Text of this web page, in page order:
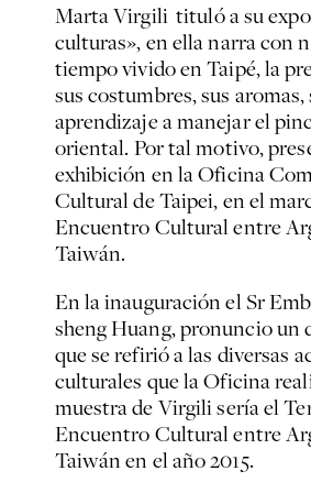
Marta Virgili tituló a su
culturas», en ella narra con
tiempo vivido en Taipé, la
sus costumbres, sus
aprendizaje a manejar el
oriental. Por tal motivo,
exhibición en la Oficina
Cultural de Taipei, en el
Encuentro Cultural entre
Taiwán.
En la inauguración el Sr
sheng Huang, pronuncio un
que se refirió a las diversas
culturales que la Oficina
muestra de Virgili sería el
Encuentro Cultural entre
Taiwán en el año 2015.